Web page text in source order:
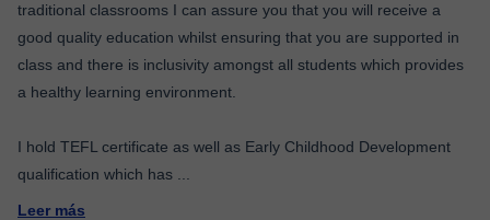
traditional classrooms I can assure you that you will receive a
good quality education whilst ensuring that you are supported in
class and there is inclusivity amongst all students which provides
a healthy learning environment.
I hold TEFL certificate as well as Early Childhood Development
qualification which has
Leer más